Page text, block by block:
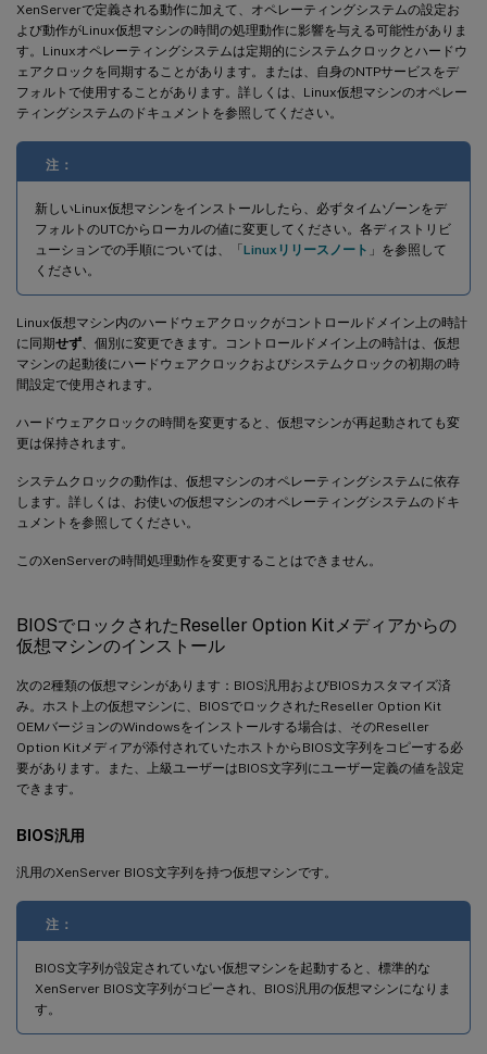
XenServerで定義される動作に加えて、オペレーティングシステムの設定お
よび動作がLinux仮想マシンの時間の処理動作に影響を与える可能性がありま
す。Linuxオペレーティングシステムは定期的にシステムクロックとハードウ
ェアクロックを同期することがあります。または、自身のNTPサービスをデ
フォルトで使用することがあります。詳しくは、Linux仮想マシンのオペレー
ティングシステムのドキュメントを参照してください。
注：
新しいLinux仮想マシンをインストールしたら、必ずタイムゾーンをデ
フォルトのUTCからローカルの値に変更してください。各ディストリビ
ューションでの手順については、「Linuxリリースノート 」を参照して
ください。
Linux仮想マシン内のハードウェアクロックがコントロールドメイン上の時計
に同期せず 、個別に変更できます。コントロールドメイン上の時計は、仮想
マシンの起動後にハードウェアクロックおよびシステムクロックの初期の時
間設定で使用されます。
ハードウェアクロックの時間を変更すると、仮想マシンが再起動されても変
更は保持されます。
システムクロックの動作は、仮想マシンのオペレーティングシステムに依存
します。詳しくは、お使いの仮想マシンのオペレーティングシステムのドキ
ュメントを参照してください。
このXenServerの時間処理動作を変更することはできません。
BIOSでロックされたReseller Option Kitメディアからの
仮想マシンのインストール
次の2種類の仮想マシンがあります：BIOS汎用およびBIOSカスタマイズ済
み。ホスト上の仮想マシンに、BIOSでロックされたReseller Option Kit
OEMバージョンのWindowsをインストールする場合は、そのReseller
Option Kitメディアが添付されていたホストからBIOS文字列をコピーする必
要があります。また、上級ユーザーはBIOS文字列にユーザー定義の値を設定
できます。
BIOS汎用
汎用のXenServer BIOS文字列を持つ仮想マシンです。
注：
BIOS文字列が設定されていない仮想マシンを起動すると、標準的な
XenServer BIOS文字列がコピーされ、BIOS汎用の仮想マシンになりま
す。